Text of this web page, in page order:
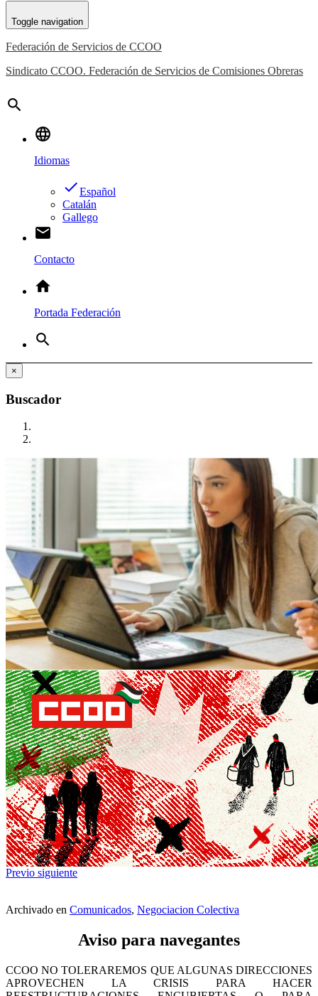
Toggle navigation
Federación de Servicios de CCOO
Sindicato CCOO. Federación de Servicios de Comisiones Obreras
search
language
Idiomas
doneEspañol
Catalán
Gallego
email
Contacto
home
Portada Federación
search
×
Buscador
Previo siguiente
Archivado en Comunicados, Negociacion Colectiva
Aviso para navegantes
CCOO NO TOLERAREMOS QUE ALGUNAS DIRECCIONES
APROVECHEN LA CRISIS PARA HACER